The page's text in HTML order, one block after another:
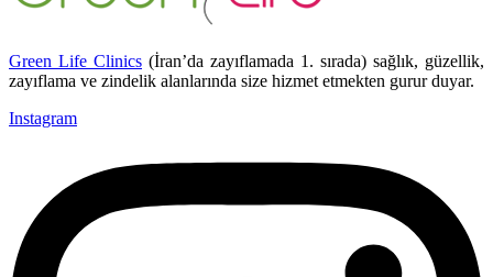
Green Life Clinics (İran’da zayıflamada 1. sırada) sağlık, güzellik,
zayıflama ve zindelik alanlarında size hizmet etmekten gurur duyar.
Instagram